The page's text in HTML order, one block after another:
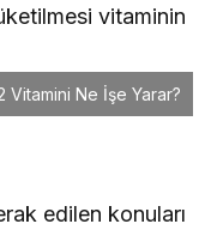
vitaminin
Vitamini Ne İşe Yarar?
edilen konuları